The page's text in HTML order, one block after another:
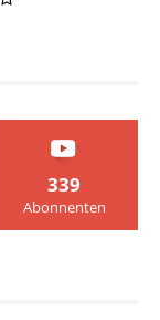
339
Abonnenten